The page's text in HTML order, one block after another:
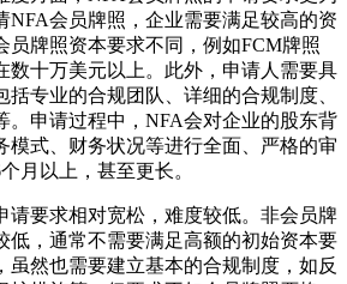
NFA会员牌照，企业需要满足较高的资
员牌照资本要求不同，例如FCM牌照
数十万美元以上。此外，申请人需要具
专业的合规团队、详细的合规制度、
。申请过程中，NFA会对企业的股东背
模式、财务状况等进行全面、严格的审
月以上，甚至更长。
请要求相对宽松，难度较低。非会员牌
低，通常不需要满足高额的初始资本要
虽然也需要建立基本的合规制度，如反